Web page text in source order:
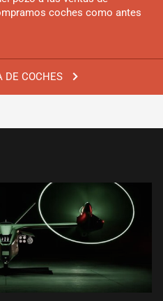
DE COCHES
coches como antes